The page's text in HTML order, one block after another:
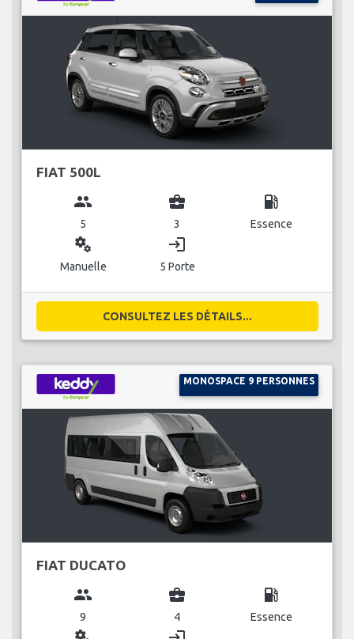
FIAT 500L
group
5
business_center
3
local_gas_station
Essence
miscellaneous_services
Manuelle
login
5 Porte
CONSULTEZ LES DÉTAILS...
MONOSPACE 9 PERSONNES
FIAT DUCATO
group
9
business_center
4
local_gas_station
Essence